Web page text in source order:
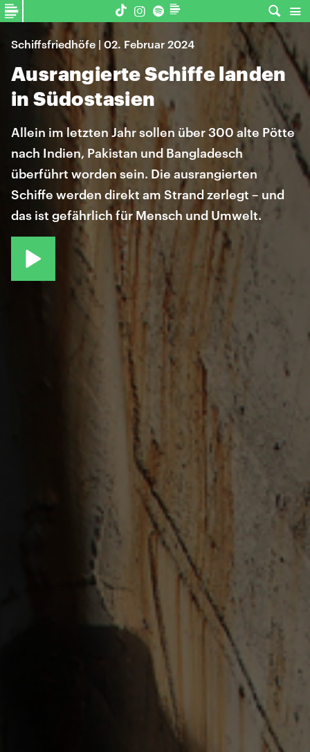
Schiffsfriedhöfe | 02. Februar 2024
Ausrangierte Schiffe landen
in Südostasien
Allein im letzten Jahr sollen über 300 alte Pötte
nach Indien, Pakistan und Bangladesch
überführt worden sein. Die ausrangierten
Schiffe werden direkt am Strand zerlegt – und
das ist gefährlich für Mensch und Umwelt.